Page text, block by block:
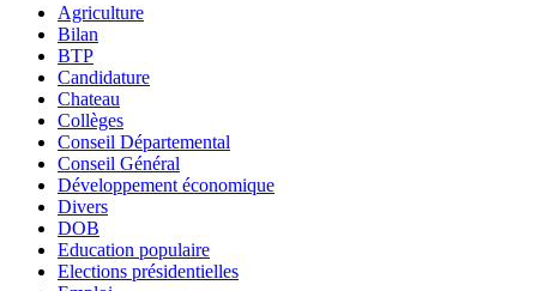
Agriculture
Bilan
BTP
Candidature
Chateau
Collèges
Conseil Départemental
Conseil Général
Développement économique
Divers
DOB
Education populaire
Elections présidentielles